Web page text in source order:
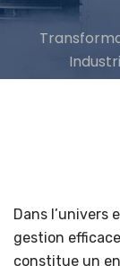
Dans l’univers
gestion
constitue un